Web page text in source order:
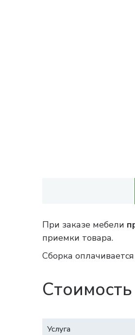
При заказе мебели
приемки товара.
Сборка
Стоимость
Услуга